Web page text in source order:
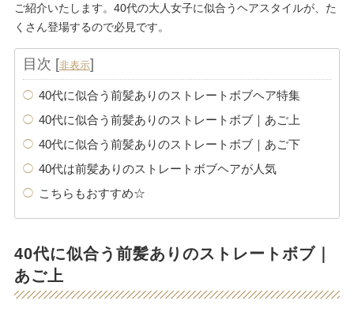
ご紹介いたします。40代の大人女子に似合うヘアスタイルが、た
くさん登場するので必見です。
目次 [非表示]
40代に似合う前髪ありのストレートボブヘア特集
40代に似合う前髪ありのストレートボブ｜あご上
40代に似合う前髪ありのストレートボブ｜あご下
40代は前髪ありのストレートボブヘアが人気
こちらもおすすめ☆
40代に似合う前髪ありのストレートボブ｜
あご上